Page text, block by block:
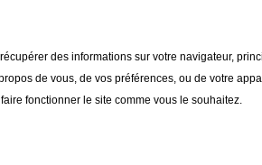
des informations sur votre navigateur,
de vous, de vos préférences, ou de votre
fonctionner le site comme vous le souhaitez.